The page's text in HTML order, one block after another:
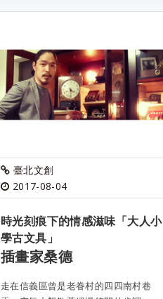
臺北文創
2017-08-04
時光刻痕下的情感滋味「大人小
學古文具」
插畫家桑德
走在信義區曾是老眷村的四四南村巷